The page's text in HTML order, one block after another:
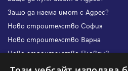
Защо да наема имот с Адрес?
Ново строителство София
Ново строителство Варна
Ново строителство Пловдив
Ново строителство Бургас